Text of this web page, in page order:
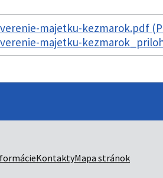
majetku-kezmarok.pdf
majetku-
KontaktyMapa stránok